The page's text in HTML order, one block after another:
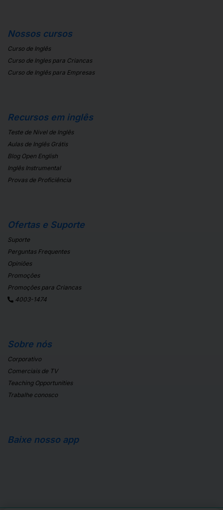
Nossos cursos
Curso de Inglês
Curso de Ingles para Criancas
Curso de Inglês para Empresas
Recursos em inglês
Teste de Nivel de Inglês
Aulas de Inglês Grátis
Blog Open English
Inglês Instrumental
Provas de Proficiência
Ofertas e Suporte
Suporte
Perguntas Frequentes
Opiniões
Promoções
Promoções para Criancas
4003-1474
Sobre nós
Corporativo
Comerciais de TV
Teaching Opportunities
Trabalhe conosco
Baixe nosso app